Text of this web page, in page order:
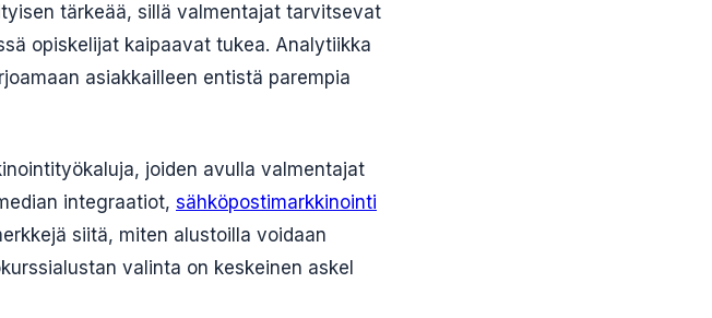
tärkeää, sillä valmentajat tarvitsevat
opiskelijat kaipaavat tukea. Analytiikka
asiakkailleen entistä parempia
joiden avulla valmentajat
integraatiot, sähköpostimarkkinointi
siitä, miten alustoilla voidaan
valinta on keskeinen askel